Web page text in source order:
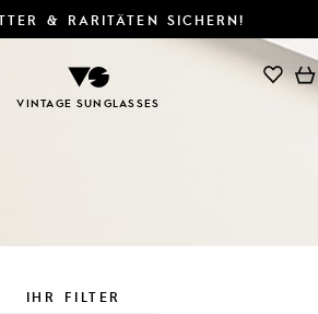
& RARITÄTEN SICHERN!
VINTAGE SUNGLASSES
IHR FILTER